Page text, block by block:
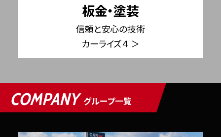
板金・塗装
信頼と安心の技術
カーライズ４ ＞
COMPANY グループ一覧